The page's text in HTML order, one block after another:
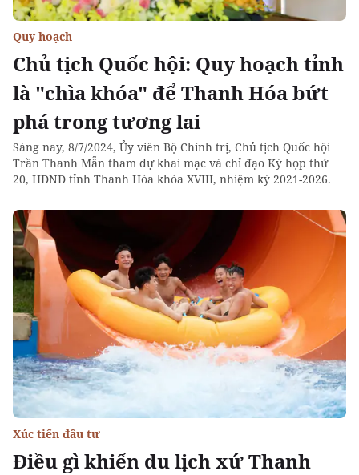
Chủ tịch Quốc hội: Quy hoạch tỉnh
là "chìa khóa" để Thanh Hóa bứt
phá trong tương lai
Quy hoạch
Sáng nay, 8/7/2024, Ủy viên Bộ Chính trị, Chủ tịch Quốc hội
Trần Thanh Mẫn tham dự khai mạc và chỉ đạo Kỳ họp thứ
20, HĐND tỉnh Thanh Hóa khóa XVIII, nhiệm kỳ 2021-2026.
Điều gì khiến du lịch xứ Thanh
Xúc tiến đầu tư